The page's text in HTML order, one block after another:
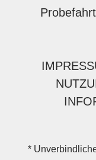
*